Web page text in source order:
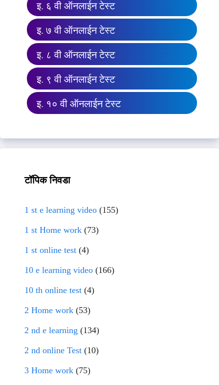
इ. ६ वी ऑनलाईन टेस्ट
इ. ७ वी ऑनलाईन टेस्ट
इ. ८ वी ऑनलाईन टेस्ट
इ. ९ वी ऑनलाईन टेस्ट
इ. १० वी ऑनलाईन टेस्ट
टॉपिक निवडा
1 st e learning video (155)
1 st Home work (73)
1 st online test (4)
10 e learning video (166)
10 th online test (4)
2 Home work (53)
2 nd e learning (134)
2 nd online Test (10)
3 Home work (75)